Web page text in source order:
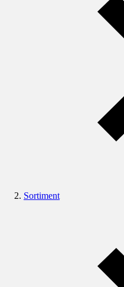
Sortiment